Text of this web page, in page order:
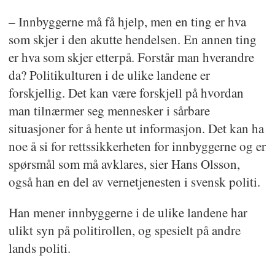
– Innbyggerne må få hjelp, men en ting er hva
som skjer i den akutte hendelsen. En annen ting
er hva som skjer etterpå. Forstår man hverandre
da? Politikulturen i de ulike landene er
forskjellig. Det kan være forskjell på hvordan
man tilnærmer seg mennesker i sårbare
situasjoner for å hente ut informasjon. Det kan ha
noe å si for rettssikkerheten for innbyggerne og er
spørsmål som må avklares, sier Hans Olsson,
også han en del av vernetjenesten i svensk politi.
Han mener innbyggerne i de ulike landene har
ulikt syn på politirollen, og spesielt på andre
lands politi.